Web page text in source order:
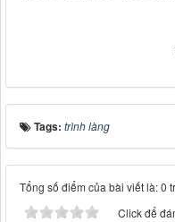
Tags: trình làng
Tổng số điểm của bài viết là: 0
Click để